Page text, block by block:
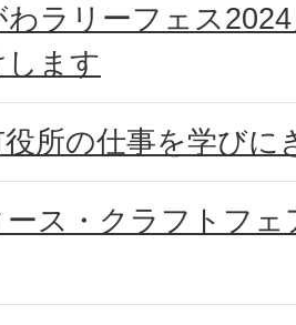
わラリーフェス
ます
所の仕事を学びに
ス・クラフトフ